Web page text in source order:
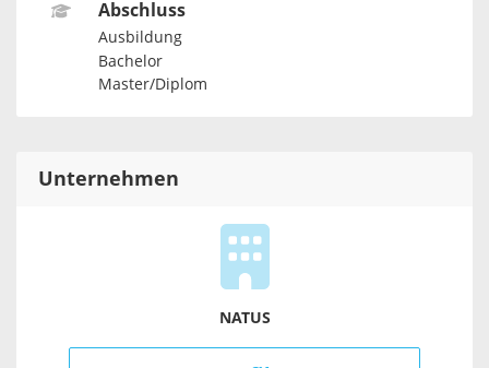
Abschluss
Ausbildung
Bachelor
Master/Diplom
Unternehmen
NATUS